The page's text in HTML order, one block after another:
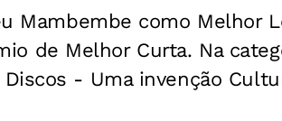
Mambembe como Melhor
de Melhor Curta. Na
- Uma invenção